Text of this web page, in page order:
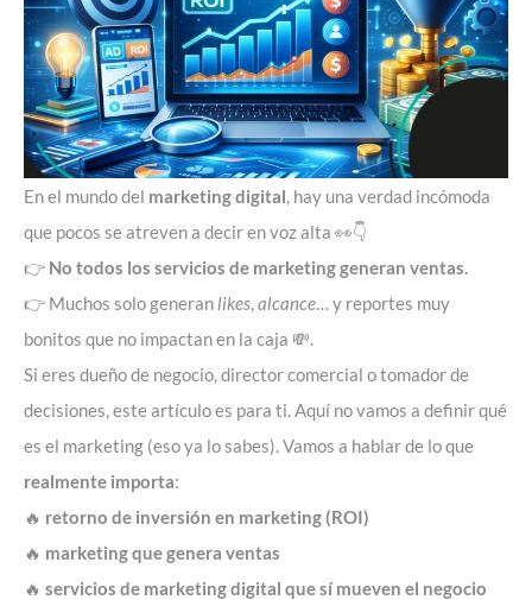
En el mundo del marketing digital , hay una verdad incómoda
que pocos se atreven a decir en voz alta 👀👇
👉 No todos los servicios de marketinggeneran ventas.
👉 Muchos solo generan likes alcance … y reportes muy
bonitos que no impactan en la caja 💸.
Si eres dueño de negocio, director comercial o tomador de
decisiones, este artículo es para ti. Aquí no vamos a definir qué
es el marketing (eso ya lo sabes). Vamos a hablar de lo que
realmente importa:
🔥 retorno de inversión en marketing (ROI)
🔥 marketing que genera ventas
🔥 servicios de marketing digital que sí mueven el negocio